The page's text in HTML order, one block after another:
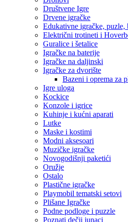
Društvene Igre
Drvene igračke
Edukativne igračke, puzle,
Električni trotineti i
Guralice i šetalice
Igračke na baterije
Igračke na daljinski
‎Igračke za dvorište
Bazeni i oprema za
Igre uloga
Kockice
Konzole i igrice
Kuhinje i kućni aparati
Lutke
Maske i kostimi
Modni aksesoari
Muzičke igračke
Novogodišnji paketići
Oružje
Ostalo
Plastične igračke
Playmobil tematski setovi
Plišane Igračke
Podne podloge i puzzle
Poznati dečji junaci